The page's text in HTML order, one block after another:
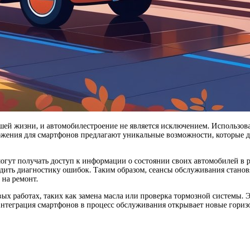
жизни, и автомобилестроение не является исключением.
для смартфонов предлагают уникальные возможности, которые
получать доступ к информации о состоянии своих автомобилей в
диагностику ошибок. Таким образом, сеансы обслуживания
ремонт.
работах, таких как замена масла или проверка тормозной системы.
смартфонов в процесс обслуживания открывает новые